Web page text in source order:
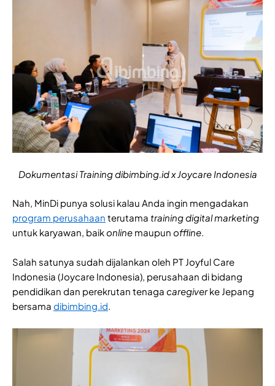
Dokumentasi Training dibimbing.id x Joycare Indonesia
Nah, MinDi punya solusi kalau Anda ingin mengadakan
program perusahaan terutama training digital marketing
untuk karyawan, baikonline maupun offline.
Salah satunya sudah dijalankan oleh PT Joyful Care
Indonesia (Joycare Indonesia), perusahaan di bidang
pendidikan dan perekrutan tenaga caregiverke Jepang
bersama dibimbing.id.